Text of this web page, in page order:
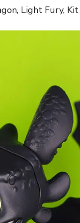
Light Fury,